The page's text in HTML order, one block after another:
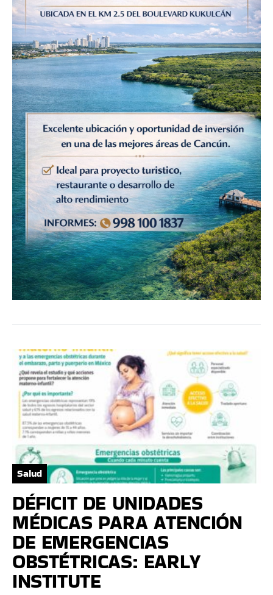
Salud
DÉFICIT DE UNIDADES
MÉDICAS PARA ATENCIÓN
DE EMERGENCIAS
OBSTÉTRICAS: EARLY
INSTITUTE